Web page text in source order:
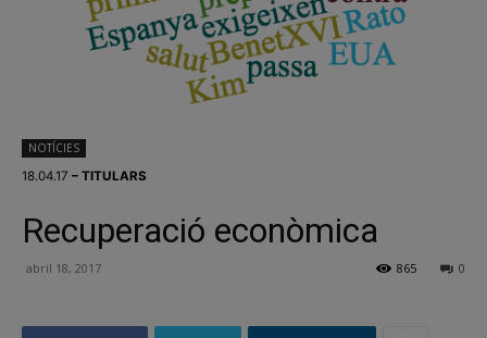
NOTÍCIES
18.04.17 – TITULARS
Recuperació econòmica
abril 18, 2017 0
865